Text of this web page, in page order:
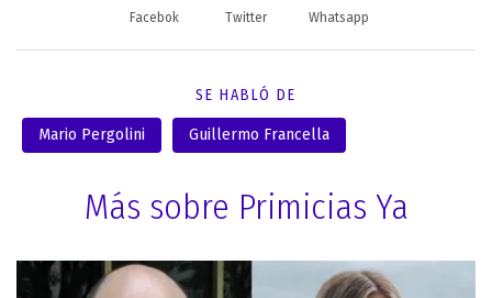
Facebok Twitter Whatsapp
SE HABLÓ DE
Mario Pergolini Guillermo Francella
Más sobre Primicias Ya